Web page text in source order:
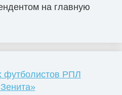
на главную
футболистов РПЛ